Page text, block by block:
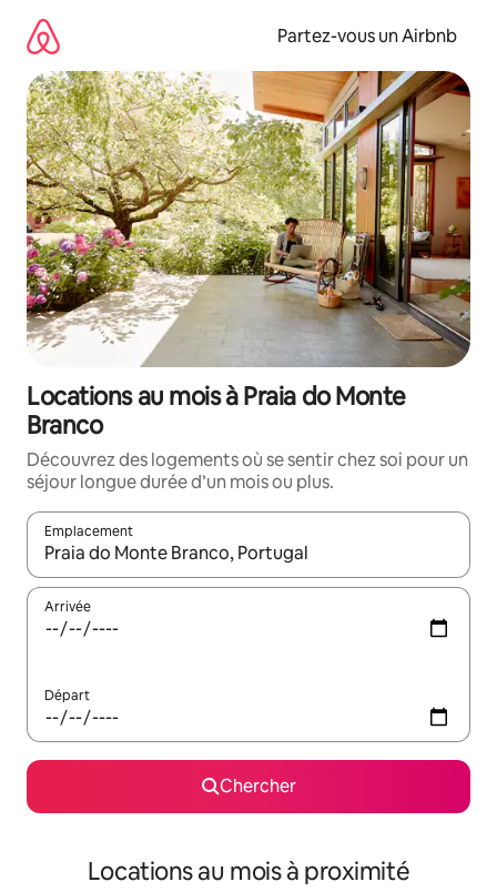
directement
contenu
Partez-vous un Airbnb
Locations au mois à Praia do Monte
Branco
Découvrez des logements où se sentir chez soi pour un
séjour longue durée d’un mois ou plus.
Emplacement
Quand les résultats sont affichés, parcourez-les en utilisant
Arrivée
Départ
Chercher
Locations au mois à proximité